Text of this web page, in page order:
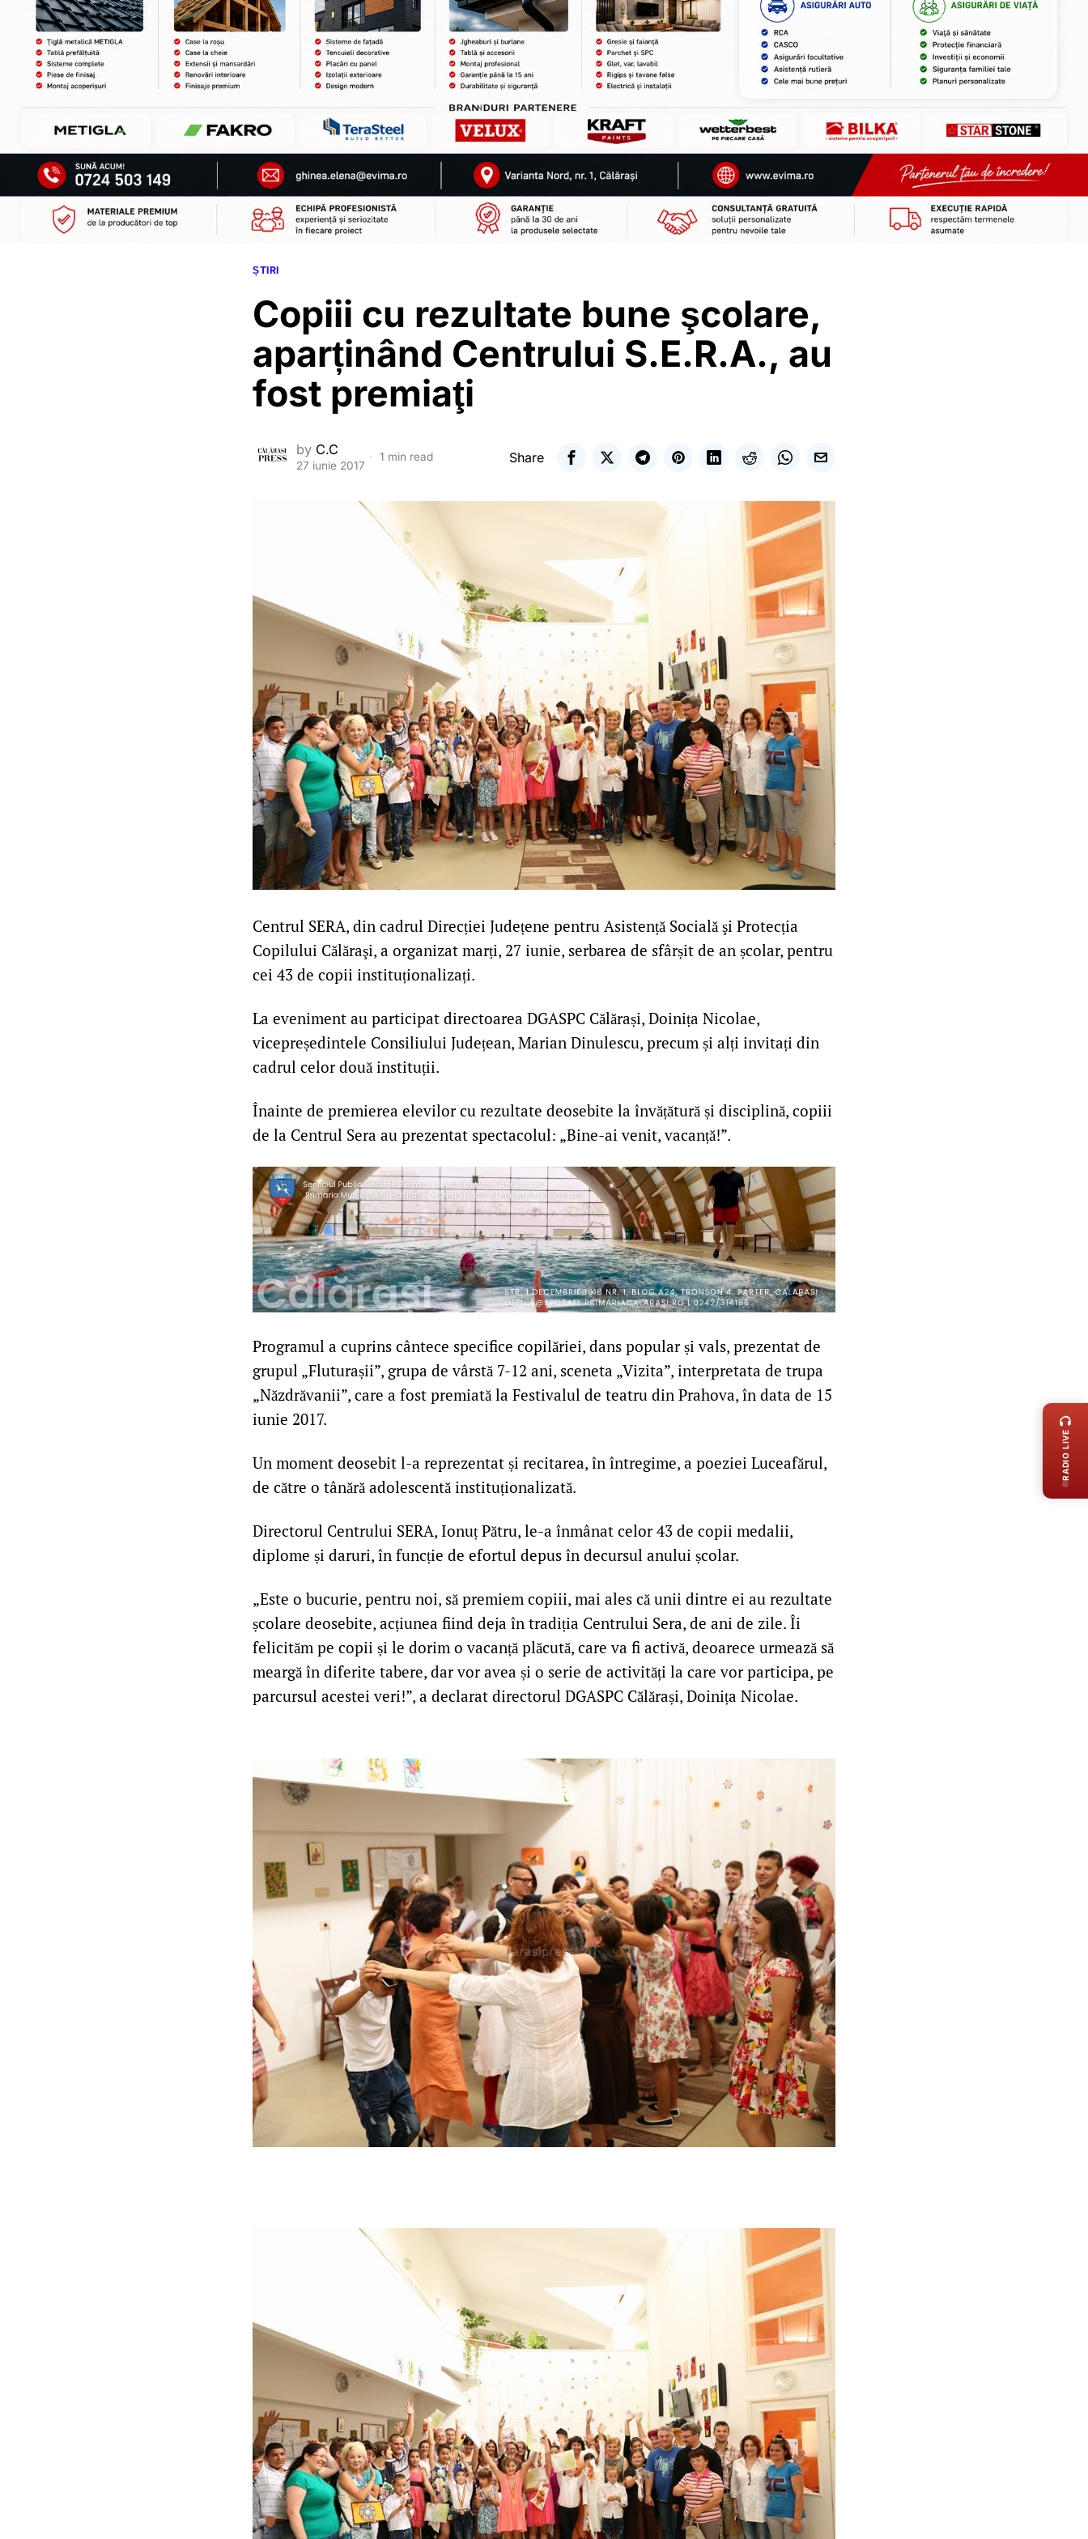
ȘTIRI
Copiii cu rezultate bune şcolare,
aparținând Centrului S.E.R.A., au
fost premiaţi
by C.C
27 iunie 2017
1 min read Share
Centrul SERA, din cadrul Direcției Județene pentru Asistență Socială şi Protecția
Copilului Călăraşi, a organizat marți, 27 iunie, serbarea de sfârșit de an școlar, pentru
cei 43 de copii instituționalizați.
La eveniment au participat directoarea DGASPC Călărași, Doinița Nicolae,
vicepreședintele Consiliului Județean, Marian Dinulescu, precum și alți invitați din
cadrul celor două instituții.
Înainte de premierea elevilor cu rezultate deosebite la învățătură și disciplină, copiii
de la Centrul Sera au prezentat spectacolul: „Bine-ai venit, vacanță!”.
Programul a cuprins cântece specifice copilăriei, dans popular și vals, prezentat de
grupul „Fluturașii”, grupa de vârstă 7-12 ani, sceneta „Vizita”, interpretata de trupa
„Năzdrăvanii”, care a fost premiată la Festivalul de teatru din Prahova, în data de 15
iunie 2017.
Un moment deosebit l-a reprezentat și recitarea, în întregime, a poeziei Luceafărul,
de către o tânără adolescentă instituționalizată.
Directorul Centrului SERA, Ionuț Pătru, le-a înmânat celor 43 de copii medalii,
diplome și daruri, în funcție de efortul depus în decursul anului școlar.
„Este o bucurie, pentru noi, să premiem copiii, mai ales că unii dintre ei au rezultate
școlare deosebite, acțiunea fiind deja în tradiția Centrului Sera, de ani de zile. Îi
felicităm pe copii și le dorim o vacanță plăcută, care va fi activă, deoarece urmează să
meargă în diferite tabere, dar vor avea și o serie de activități la care vor participa, pe
parcursul acestei veri!”, a declarat directorul DGASPC Călărași, Doinița Nicolae.
RADIO LIVE